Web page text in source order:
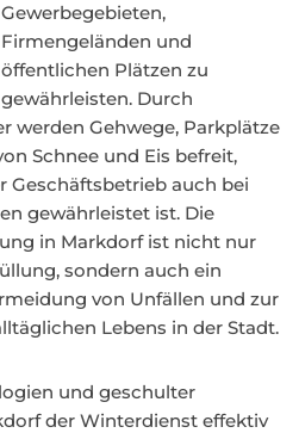
Gewerbegebieten,
Firmengeländen und
öffentlichen Plätzen zu
gewährleisten. Durch
werden Gehwege, Parkplätze
Schnee und Eis befreit,
Geschäftsbetrieb auch bei
gewährleistet ist. Die
in Markdorf ist nicht nur
sondern auch ein
von Unfällen und zur
Lebens in der Stadt.
und geschulter
der Winterdienst effektiv